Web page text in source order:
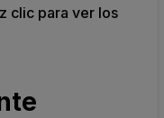
clic para ver los